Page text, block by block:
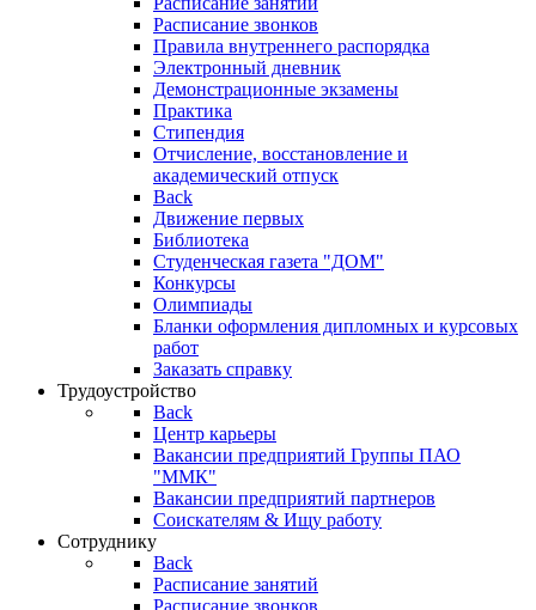
Расписание звонков
Правила внутреннего распорядка
Электронный дневник
Демонстрационные экзамены
Практика
Стипендия
Отчисление, восстановление и
академический отпуск
Back
Движение первых
Библиотека
Студенческая газета "ДОМ"
Конкурсы
Олимпиады
Бланки оформления дипломных и курсовых
работ
Заказать справку
Трудоустройство
Back
Центр карьеры
Вакансии предприятий Группы ПАО
"ММК"
Вакансии предприятий партнеров
Соискателям & Ищу работу
Сотруднику
Back
Расписание занятий
Расписание звонков